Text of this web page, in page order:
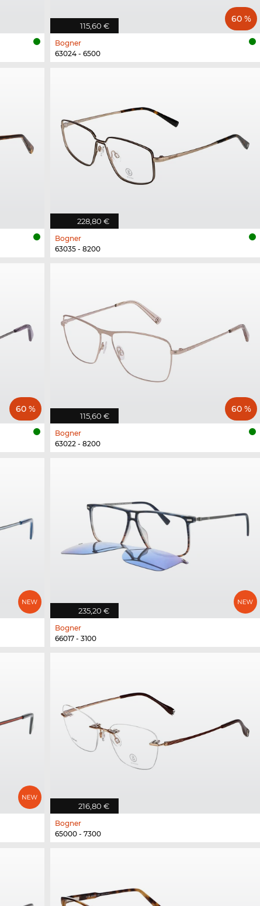
115,60 €
60 %
Bogner
63024 - 6500
228,80 €
Bogner
63035 - 8200
60 %
115,60 €
60 %
Bogner
63022 - 8200
235,20 €
Bogner
66017 - 3100
216,80 €
Bogner
65000 - 7300